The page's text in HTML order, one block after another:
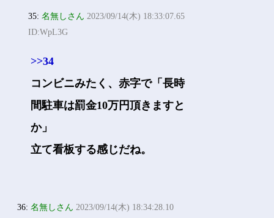
35:名無しさん 2023/09/14(木) 18:33:07.65
ID:WpL3G
>>34
コンビニみたく、赤字で「長時
間駐車は罰金10万円頂きますと
か」
立て看板する感じだね。
36:名無しさん 2023/09/14(木) 18:34:28.10